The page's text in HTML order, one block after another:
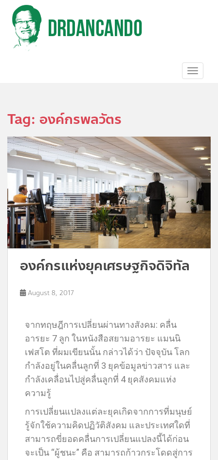
Tag: องค์กรพลวัตร
องค์กรแห่งยุคเศรษฐกิจดิจิทัล
August 8, 2017
จากทฤษฎีการเปลี่ยนผ่านทางสังคม: คลื่น
อารยะ 7 ลูก ในหนังสือสยามอารยะ แมนนิ
เฟสโต ที่ผมเขียนนั้น กล่าวได้ว่า ปัจจุบัน โลก
กำลังอยู่ในคลื่นลูกที่ 3 ยุคข้อมูลข่าวสาร และ
กำลังเคลื่อนไปสู่คลื่นลูกที่ 4 ยุคสังคมแห่ง
ความรู้
การเปลี่ยนแปลงแต่ละยุคเกิดจากการที่มนุษย์
รู้จักใช้ความคิดปฏิวัติสังคม และประเทศใดที่
สามารถขี่ยอดคลื่นการเปลี่ยนแปลงนี้ได้ก่อน
จะเป็น “ผู้ชนะ” คือ สามารถก้าวกระโดดสู่การ